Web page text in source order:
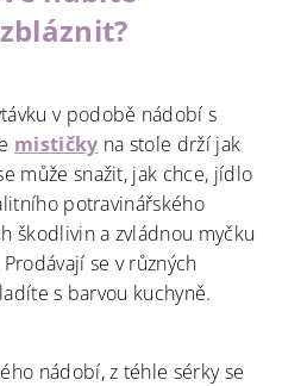
zbláznit?
v podobě nádobí s
mističky na stole drží jak
může snažit, jak chce, jídlo
potravinářského
škodlivin a zvládnou myčku
se v různých
s barvou kuchyně.
nádobí, z téhle sérky se